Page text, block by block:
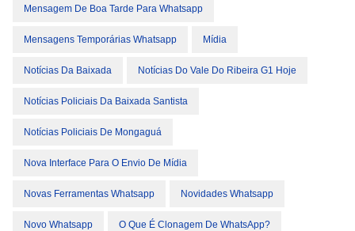
Mensagem De Boa Tarde Para Whatsapp
Mensagens Temporárias Whatsapp Mídia
Notícias Da Baixada Notícias Do Vale Do Ribeira G1 Hoje
Notícias Policiais Da Baixada Santista
Notícias Policiais De Mongaguá
Nova Interface Para O Envio De Mídia
Novas Ferramentas Whatsapp Novidades Whatsapp
Novo Whatsapp O Que É Clonagem De WhatsApp?